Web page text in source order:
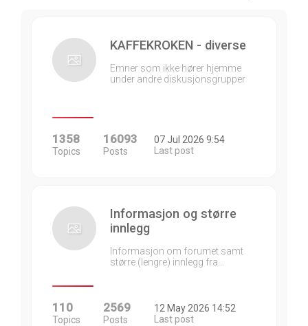
KAFFEKROKEN - diverse
Emner som ikke hører hjemme
under andre diskusjonsgrupper
1358
Topics
16093
Posts
07 Jul 2026 9:54
Last post
Informasjon og større
innlegg
Informasjon om forumet samt
større (lengre) innlegg fra…
110
Topics
2569
Posts
12 May 2026 14:52
Last post